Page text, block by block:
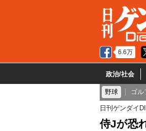
6.6万
政治/社会
野球 ゴル
日刊ゲンダイ
侍Jが恐